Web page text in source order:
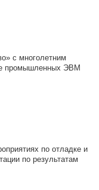
с многолетним
промышленных ЭВМ
по отладке и
по результатам